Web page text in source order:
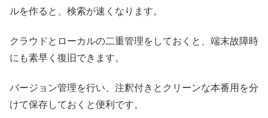
ルを作ると、検索が速くなります。
クラウドとローカルの二重管理をしておくと、端末故障時
にも素早く復旧できます。
バージョン管理を行い、注釈付きとクリーンな本番用を分
けて保存しておくと便利です。